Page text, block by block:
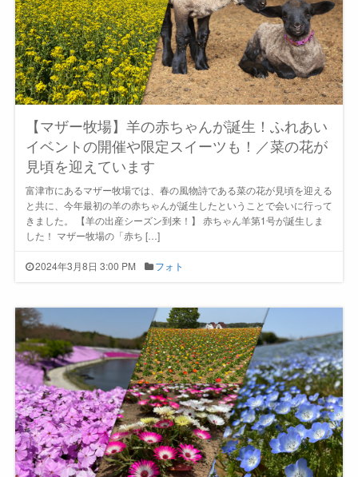
【マザー牧場】羊の赤ちゃんが誕生！ふれあい
イベントの開催や限定スイーツも！／菜の花が
見頃を迎えています
富津市にあるマザー牧場では、春の風物詩である菜の花が見頃を迎える
と共に、今年最初の羊の赤ちゃんが誕生したということで会いに行って
きました。 【羊の出産シーズン到来！】 赤ちゃん羊第1号が誕生しま
した！ マザー牧場の「赤ち […]
2024年3月8日 3:00 PM フォト